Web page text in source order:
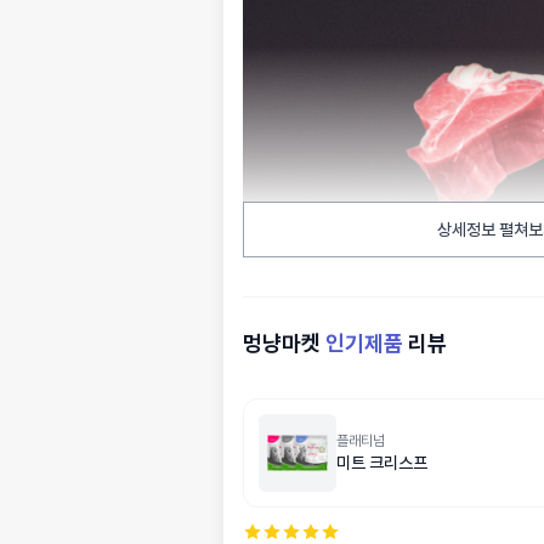
상세정보 펼쳐
멍냥마켓 인기제품 리뷰
플래티넘
미트 크리스프